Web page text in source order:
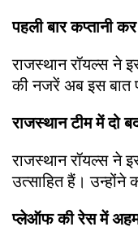
पहली बार कप्तानी
राजस्थान रॉयल्स ने
की नजरें अब इस बात
राजस्थान टीम में दो
राजस्थान रॉयल्स ने
उत्साहित हैं।
प्लेऑफ की रेस में